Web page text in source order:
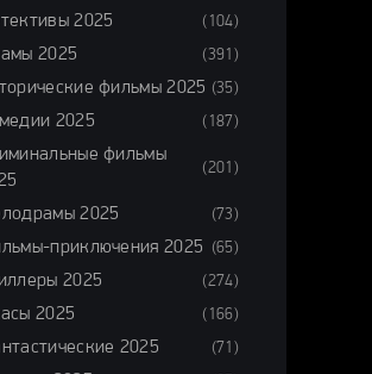
2025 (104)
2025 (391)
фильмы 2025 (35)
2025 (187)
фильмы
(201)
2025 (73)
приключения 2025 (65)
2025 (274)
2025 (166)
2025 (71)